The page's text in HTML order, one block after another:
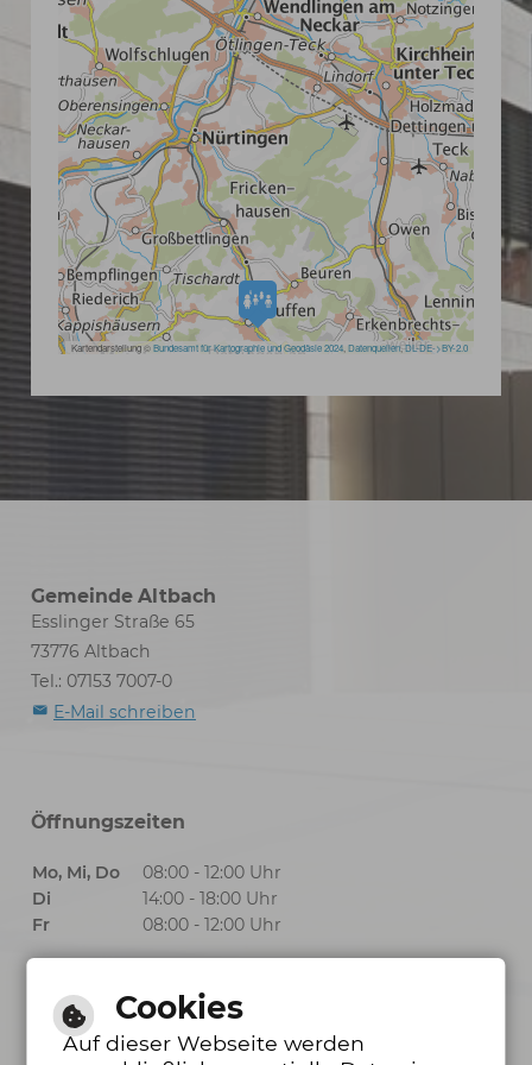
Gemeinde Altbach
Esslinger Straße 65
73776 Altbach
Tel.: 07153 7007-0
E-Mail schreiben
Öffnungszeiten
Mo, Mi, Do
08:00 - 12:00 Uhr
Di
14:00 - 18:00 Uhr
Fr
08:00 - 12:00 Uhr
Öffnungszeiten Bürgerbüro
Cookies
Auf dieser Webseite werden